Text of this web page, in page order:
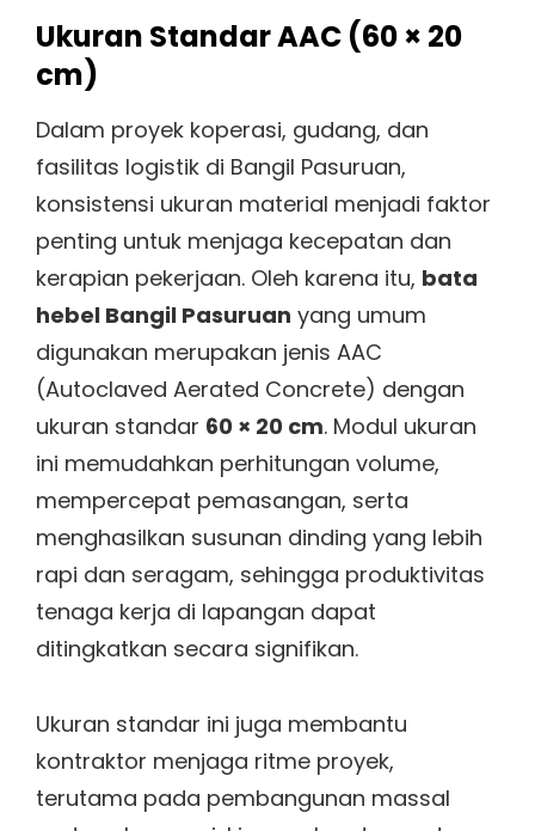
Ukuran Standar AAC (60 × 20
cm)
Dalam proyek koperasi, gudang, dan
fasilitas logistik di Bangil Pasuruan,
konsistensi ukuran material menjadi faktor
penting untuk menjaga kecepatan dan
kerapian pekerjaan. Oleh karena itu, bata
hebel Bangil Pasuruan yang umum
digunakan merupakan jenis AAC
(Autoclaved Aerated Concrete) dengan
ukuran standar 60 × 20 cm. Modul ukuran
ini memudahkan perhitungan volume,
mempercepat pemasangan, serta
menghasilkan susunan dinding yang lebih
rapi dan seragam, sehingga produktivitas
tenaga kerja di lapangan dapat
ditingkatkan secara signifikan.
Ukuran standar ini juga membantu
kontraktor menjaga ritme proyek,
terutama pada pembangunan massal